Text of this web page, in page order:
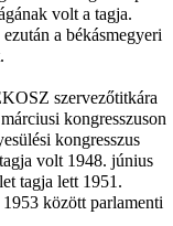
volt a tagja.
a békásmegyeri
szervezőtitkára
kongresszuson
kongresszus
volt 1948. június
tagja lett 1951.
között parlamenti